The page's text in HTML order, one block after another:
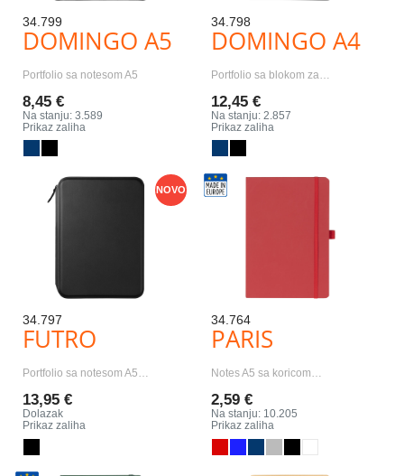
34.799
DOMINGO A5
Portfolio sa notesom A5
8,45 €
Na stanju: 3.589
Prikaz zaliha
34.798
DOMINGO A4
Portfolio sa blokom za…
12,45 €
Na stanju: 2.857
Prikaz zaliha
NOVO
34.797
FUTRO
Portfolio sa notesom A5…
13,95 €
Dolazak
Prikaz zaliha
34.764
PARIS
Notes A5 sa koricom…
2,59 €
Na stanju: 10.205
Prikaz zaliha